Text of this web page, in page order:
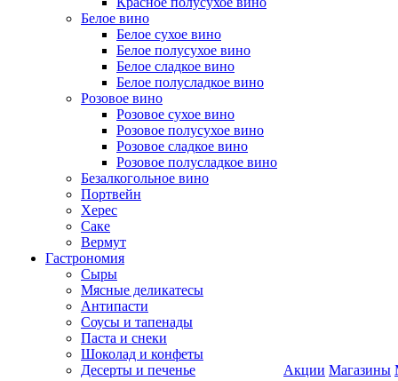
Белое вино
Белое сухое вино
Белое полусухое вино
Белое сладкое вино
Белое полусладкое вино
Розовое вино
Розовое сухое вино
Розовое полусухое вино
Розовое сладкое вино
Розовое полусладкое вино
Безалкогольное вино
Портвейн
Херес
Саке
Вермут
Гастрономия
Сыры
Мясные деликатесы
Антипасти
Соусы и тапенады
Паста и снеки
Шоколад и конфеты
Десерты и печенье
Акции Магазины